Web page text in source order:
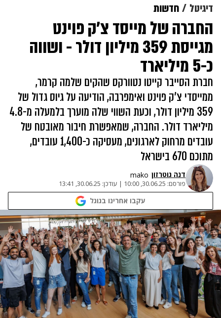
דיגיטל חדשות
החברה של מייסד צ'ק פוינט
מגייסת 359 מיליון דולר - ושווה
כ-5 מיליארד
חברת הסייבר קייטו נטוורקס שהקים שלמה קרמר,
ממייסדי צ'ק פוינט ואימפרבה, הודיעה על גיוס גדול של
359 מיליון דולר, וכעת השווי שלה מוערך בלמעלה מ-4.8
מיליארד דולר. החברה, שמאפשרת חיבור מאובטח של
עובדים מרחוק לארגונים, מעסיקה כ-⁠1,400 עובדים,
מתוכם 670 בישראל
דנה גוטרזון mako
פורסם: 30.06.25, 10:00
| עודכן: 30.06.25, 13:41
עקבו אחרינו בגוגל